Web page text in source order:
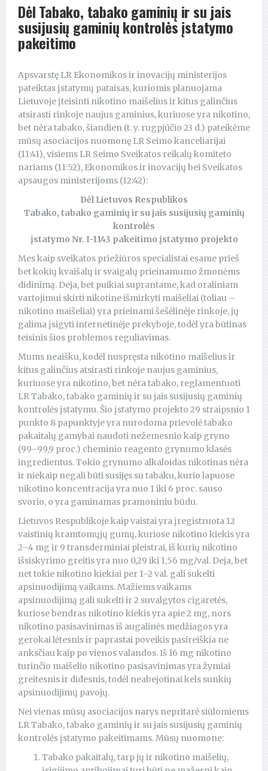
Dėl Tabako, tabako gaminių ir su jais
susijusių gaminių kontrolės įstatymo
pakeitimo
Apsvarstę LR Ekonomikos ir inovacijų ministerijos
pateiktas įstatymų pataisas, kuriomis planuojama
Lietuvoje įteisinti nikotino maišelius ir kitus galinčius
atsirasti rinkoje naujus gaminius, kuriuose yra nikotino,
bet nėra tabako, šiandien (t. y. rugpjūčio 23 d.) pateikėme
mūsų asociacijos nuomonę LR Seimo kanceliarijai
(11:41), visiems LR Seimo Sveikatos reikalų komiteto
nariams (11:52), Ekonomikos ir inovacijų bei Sveikatos
apsaugos ministerijoms (12:42):
Dėl Lietuvos Respublikos
Tabako, tabako gaminių ir su jais susijusių gaminių
kontrolės
įstatymo Nr. I-1143 pakeitimo įstatymo projekto
Mes kaip sveikatos priežiūros specialistai esame prieš
bet kokių kvaišalų ir svaigalų prieinamumo žmonėms
didinimą. Deja, bet puikiai suprantame, kad oraliniam
vartojimui skirti nikotine išmirkyti maišeliai (toliau –
nikotino maišeliai) yra prieinami šešėlinėje rinkoje, jų
galima įsigyti internetinėje prekyboje, todėl yra būtinas
teisinis šios problemos reguliavimas.
Mums neaišku, kodėl nuspręsta nikotino maišelius ir
kitus galinčius atsirasti rinkoje naujus gaminius,
kuriuose yra nikotino, bet nėra tabako, reglamentuoti
LR Tabako, tabako gaminių ir su jais susijusių gaminių
kontrolės įstatymu. Šio įstatymo projekto 29 straipsnio 1
punkto 8 papunktyje yra nurodoma prievolė tabako
pakaitalų gamybai naudoti nežemesnio kaip gryno
(99–99,9 proc.) cheminio reagento grynumo klasės
ingredientus. Tokio grynumo alkaloidas nikotinas nėra
ir niekaip negali būti susijęs su tabaku, kurio lapuose
nikotino koncentracija yra nuo 1 iki 6 proc. sauso
svorio, o yra gaminamas pramoniniu būdu.
Lietuvos Respublikoje kaip vaistai yra įregistruota 12
vaistinių kramtomųjų gumų, kuriose nikotino kiekis yra
2–4 mg ir 9 transderminiai pleistrai, iš kurių nikotino
išsiskyrimo greitis yra nuo 0,29 iki 1,56 mg/val. Deja, bet
net tokie nikotino kiekiai per 1–2 val. gali sukelti
apsinuodijimą vaikams. Mažiems vaikams
apsinuodijimą gali sukelti ir 2 suvalgytos cigaretės,
kuriose bendras nikotino kiekis yra apie 2 mg, nors
nikotino pasisavinimas iš augalinės medžiagos yra
gerokai lėtesnis ir paprastai poveikis pasireiškia ne
anksčiau kaip po vienos valandos. Iš 16 mg nikotino
turinčio maišelio nikotino pasisavinimas yra žymiai
greitesnis ir didesnis, todėl neabejotinai kels sunkių
apsinuodijimų pavojų.
Nei vienas mūsų asociacijos narys nepritarė siūlomiems
LR Tabako, tabako gaminių ir su jais susijusių gaminių
kontrolės įstatymo pakeitimams. Mūsų nuomone:
Tabako pakaitalų, tarp jų ir nikotino maišelių,